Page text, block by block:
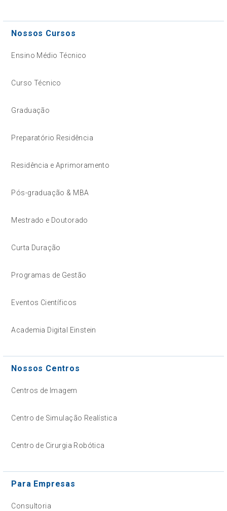
Nossos Cursos
Ensino Médio Técnico
Curso Técnico
Graduação
Preparatório Residência
Residência e Aprimoramento
Pós-graduação & MBA
Mestrado e Doutorado
Curta Duração
Programas de Gestão
Eventos Científicos
Academia Digital Einstein
Nossos Centros
Centros de Imagem
Centro de Simulação Realística
Centro de Cirurgia Robótica
Para Empresas
Consultoria